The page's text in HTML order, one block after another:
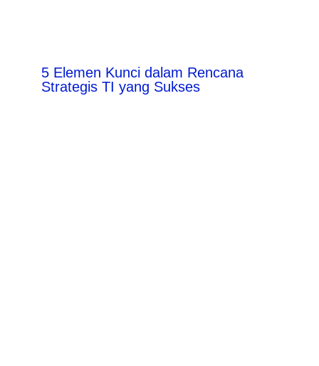
5 Elemen Kunci dalam Rencana
Strategis TI yang Sukses